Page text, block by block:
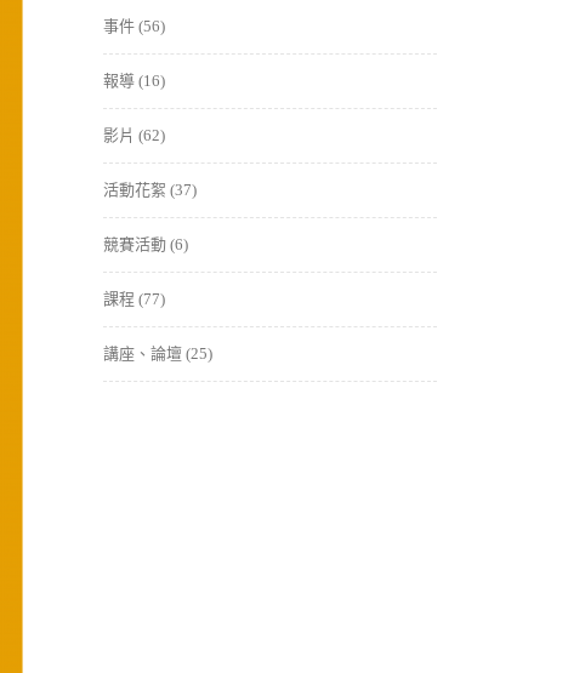
事件 (56)
報導 (16)
影片 (62)
活動花絮 (37)
競賽活動 (6)
課程 (77)
講座、論壇 (25)